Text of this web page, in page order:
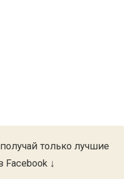
только лучшие
Facebook ↓